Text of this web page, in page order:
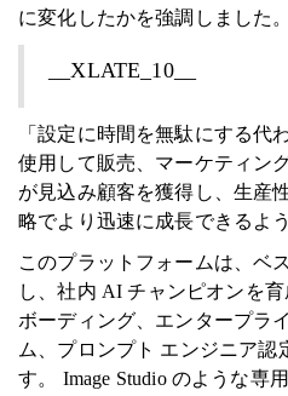
に変化したかを強調しました。
__XLATE_10__
「設定に時間を無駄にする代
使用して販売、マーケティン
が見込み顧客を獲得し、生産
略でより迅速に成長できるよ
このプラットフォームは、ベ
し、社内 AI チャンピオンを
ボーディング、エンタープラ
ム、プロンプト エンジニア認
す。 Image Studio のような専